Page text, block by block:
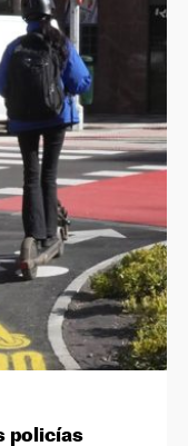
policías